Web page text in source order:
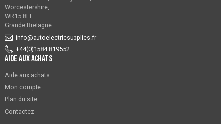
Worcestershire,
WR15 8EF
Grande Bretagne
info@autoelectricsupplies.fr
+44(0)1584 819552
Aide aux achats
Aide aux achats
Mon compte
Plan du site
Contactez